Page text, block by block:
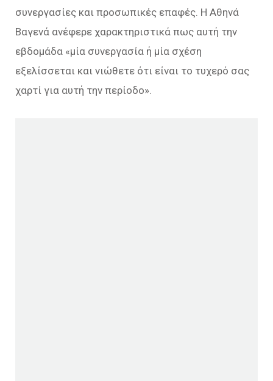
συνεργασίες και προσωπικές επαφές. Η Αθηνά
Βαγενά ανέφερε χαρακτηριστικά πως αυτή την
εβδομάδα «μία συνεργασία ή μία σχέση
εξελίσσεται και νιώθετε ότι είναι το τυχερό σας
χαρτί για αυτή την περίοδο».